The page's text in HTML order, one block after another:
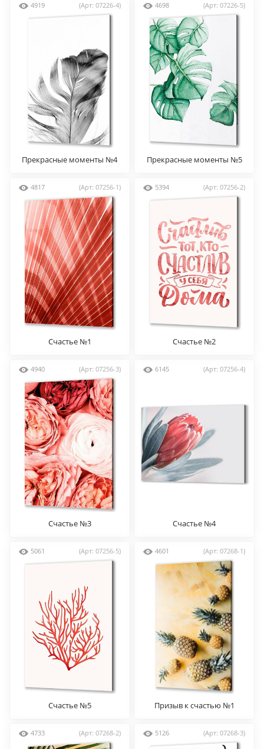
4919 (Арт: 07226-4)
Прекрасные моменты №4
4698 (Арт: 07226-5)
Прекрасные моменты №5
4817 (Арт: 07256-1)
Счастье №1
5394 (Арт: 07256-2)
Счастье №2
4940 (Арт: 07256-3)
Счастье №3
6145 (Арт: 07256-4)
Счастье №4
5061 (Арт: 07256-5)
Счастье №5
4601 (Арт: 07268-1)
Призыв к счастью №1
4733 (Арт: 07268-2) 5126 (Арт: 07268-3)